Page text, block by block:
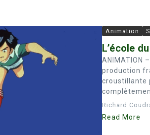
Animation
L’école
ANIMATION
production
croustillante
Richard
Read More